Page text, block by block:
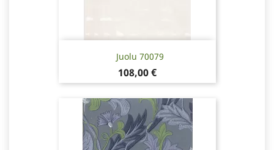
Juolu 70079
Pris
108,00 €